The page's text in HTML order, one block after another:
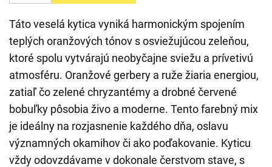
Táto veselá kytica vyniká harmonickým spojením
teplých oranžových tónov s osviežujúcou zeleňou,
ktoré spolu vytvárajú neobyčajne sviežu a prívetivú
atmosféru. Oranžové gerbery a ruže žiaria energiou,
zatiaľ čo zelené chryzantémy a drobné červené
bobuľky pôsobia živo a moderne. Tento farebný mix
je ideálny na rozjasnenie každého dňa, oslavu
významných okamihov či ako poďakovanie. Kyticu
vždy odovzdávame v dokonale čerstvom stave, s